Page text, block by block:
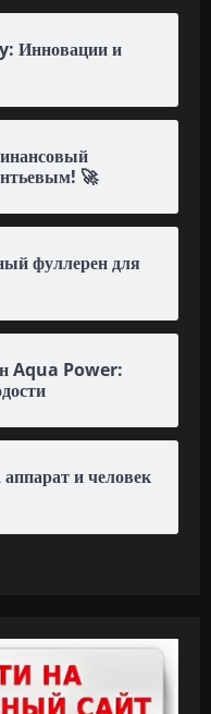
Инновации и
🚀
фуллерен для
Aqua Power:
и человек